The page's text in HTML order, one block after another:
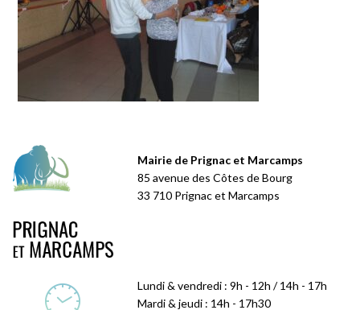
Mairie de Prignac et Marcamps
85 avenue des Côtes de Bourg
33 710 Prignac et Marcamps
Lundi & vendredi : 9h - 12h / 14h - 17h
Mardi & jeudi : 14h - 17h30